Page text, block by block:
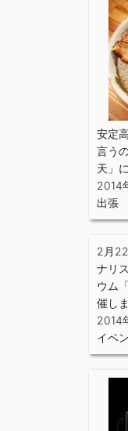
安定
言う
天」
2014
出張
2月
ナリ
ウム
催し
2014
イベ